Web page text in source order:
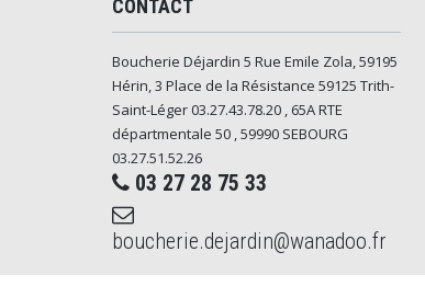
CONTACT
Boucherie Déjardin 5 Rue Emile Zola, 59195
Hérin, 3 Place de la Résistance 59125 Trith-
Saint-Léger 03.27.43.78.20 , 65A RTE
départmentale 50 , 59990 SEBOURG
03.27.51.52.26
03 27 28 75 33
boucherie.dejardin@wanadoo.fr